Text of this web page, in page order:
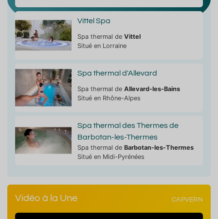
Vittel Spa
Spa thermal de Vittel
Situé en Lorraine
Spa thermal d'Allevard
Spa thermal de Allevard-les-Bains
Situé en Rhône-Alpes
Spa thermal des Thermes de
Barbotan-les-Thermes
Spa thermal de Barbotan-les-Thermes
Situé en Midi-Pyrénées
Vidéo à la Une CAPVERN